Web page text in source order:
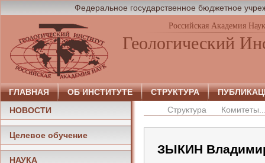
Федеральное государственное бюджетное
Российская Академия Наук
Геологический
ГЛАВНАЯ ОБ ИНСТИТУТЕ СТРУКТУРА
НОВОСТИ
Целевое обучение
НАУКА
Структура
ЗЫКИН